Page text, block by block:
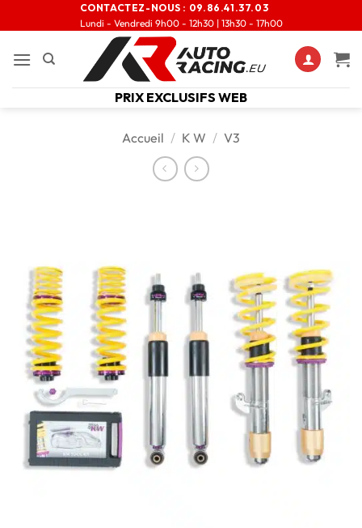
CONTACTEZ-NOUS : 09.86.41.37.03
Lundi - Vendredi 9h00 - 12h30 | 13h30 - 17h00
PRIX EXCLUSIFS WEB
Accueil / K W / V3